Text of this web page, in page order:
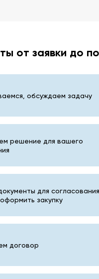
от заявки до
обсуждаем задачу
решение для вашего
для согласования,
закупку
договор